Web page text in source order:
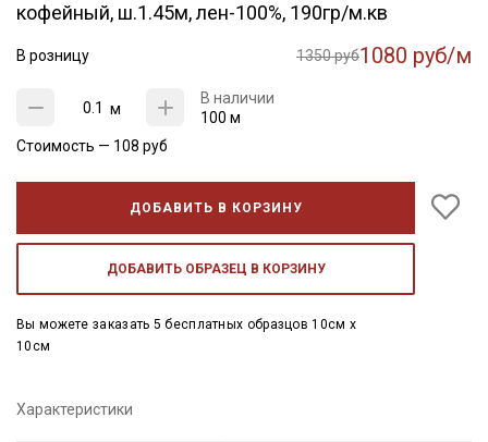
кофейный, ш.1.45м, лен-100%, 190гр/м.кв
В розницу 1350 руб1080 руб/м
м
В наличии
100 м
Стоимость — 108 руб
ДОБАВИТЬ В КОРЗИНУ
ДОБАВИТЬ ОБРАЗЕЦ В КОРЗИНУ
Вы можете заказать 5 бесплатных образцов 10см x
10см
Характеристики